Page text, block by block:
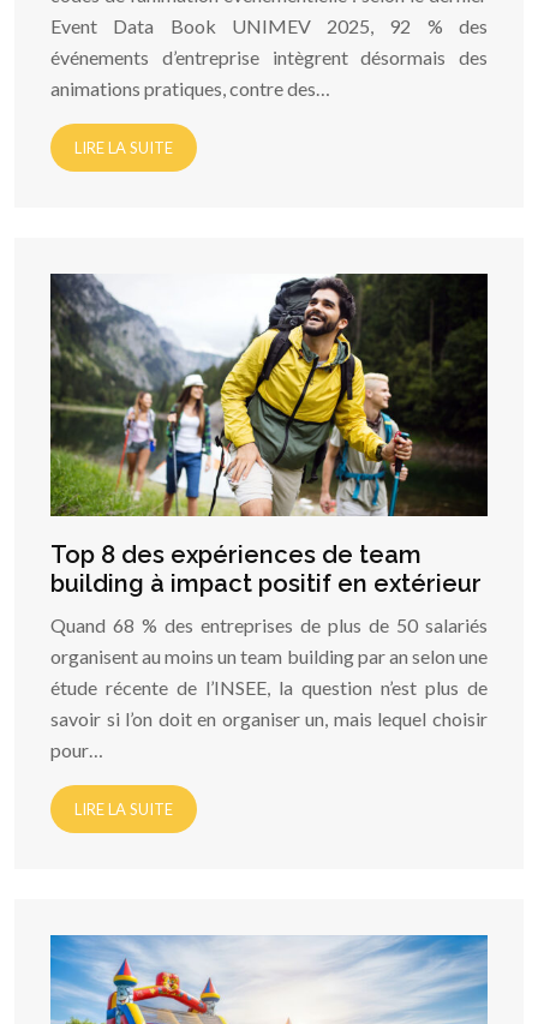
Event Data Book UNIMEV 2025, 92 % des
événements d’entreprise intègrent désormais des
animations pratiques, contre des…
LIRE LA SUITE
Top 8 des expériences de team
building à impact positif en extérieur
Quand 68 % des entreprises de plus de 50 salariés
organisent au moins un team building par an selon une
étude récente de l’INSEE, la question n’est plus de
savoir si l’on doit en organiser un, mais lequel choisir
pour…
LIRE LA SUITE